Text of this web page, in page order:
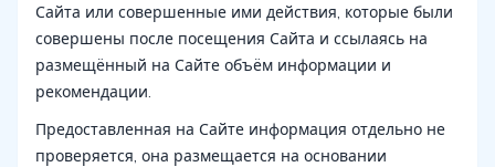
Сайта или совершенные ими действия, которые были
совершены после посещения Сайта и ссылаясь на
размещённый на Сайте объём информации и
рекомендации.
Предоставленная на Сайте информация отдельно не
проверяется, она размещается на основании